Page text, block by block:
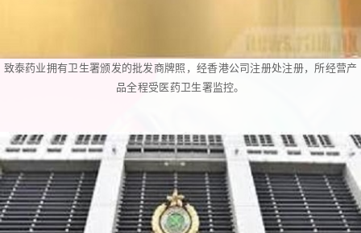
致泰药业拥有卫生署颁发的批发商牌照，经香港公司注册处注册，所经营产
品全程受医药卫生署监控。